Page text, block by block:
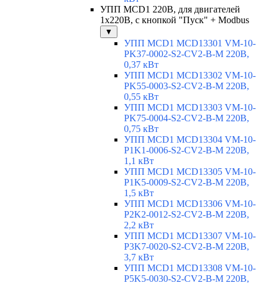
УПП MCD1 220В, для двигателей
1х220В, с кнопкой "Пуск" + Modbus
▼
УПП MCD1 MCD13301 VM-10-
PK37-0002-S2-CV2-B-M 220В,
0,37 кВт
УПП MCD1 MCD13302 VM-10-
PK55-0003-S2-CV2-B-M 220В,
0,55 кВт
УПП MCD1 MCD13303 VM-10-
PK75-0004-S2-CV2-B-M 220В,
0,75 кВт
УПП MCD1 MCD13304 VM-10-
P1K1-0006-S2-CV2-B-M 220В,
1,1 кВт
УПП MCD1 MCD13305 VM-10-
P1K5-0009-S2-CV2-B-M 220В,
1,5 кВт
УПП MCD1 MCD13306 VM-10-
P2K2-0012-S2-CV2-B-M 220В,
2,2 кВт
УПП MCD1 MCD13307 VM-10-
P3K7-0020-S2-CV2-B-M 220В,
3,7 кВт
УПП MCD1 MCD13308 VM-10-
P5K5-0030-S2-CV2-B-M 220В,